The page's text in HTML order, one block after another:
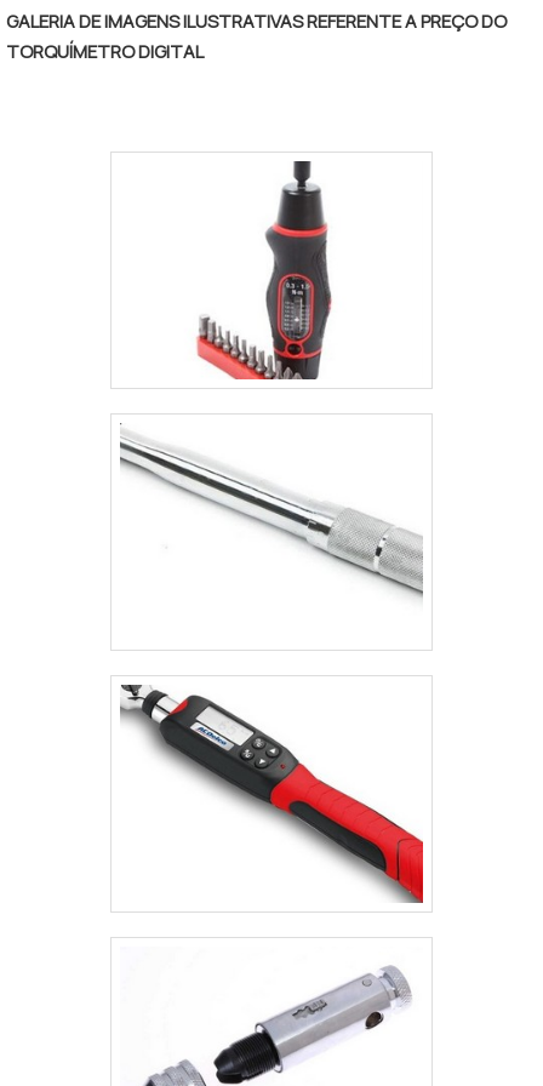
prematuramente excedendo sua capacidade de
torque.A catraca torqu.
GALERIA DE IMAGENS ILUSTRATIVAS REFERENTE A PREÇO DO
TORQUÍMETRO DIGITAL